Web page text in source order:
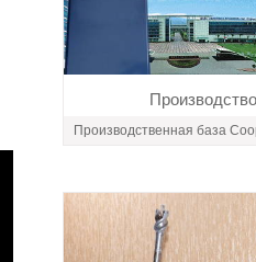
Производство
Производственная база